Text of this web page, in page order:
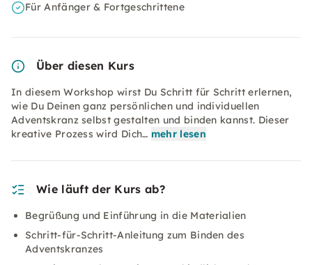
Für Anfänger & Fortgeschrittene
Über diesen Kurs
In diesem Workshop wirst Du Schritt für Schritt erlernen,
wie Du Deinen ganz persönlichen und individuellen
Adventskranz selbst gestalten und binden kannst. Dieser
kreative Prozess wird Dich… mehr lesen
Wie läuft der Kurs ab?
Begrüßung und Einführung in die Materialien
Schritt-für-Schritt-Anleitung zum Binden des
Adventskranzes